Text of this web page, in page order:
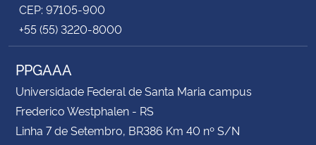
CEP: 97105-900
+55 (55) 3220-8000
PPGAAA
Universidade Federal de Santa Maria campus
Frederico Westphalen - RS
Linha 7 de Setembro, BR386 Km 40 nº S/N